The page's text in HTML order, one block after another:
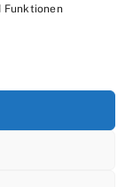
Funktionen